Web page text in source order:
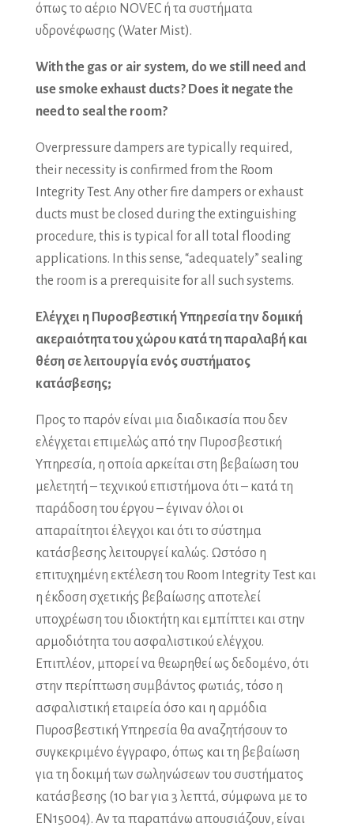
όπως το αέριο NOVEC ή τα συστήματα
υδρονέφωσης (Water Mist).
With the gas or air system, do we still need and
use smoke exhaust ducts? Does it negate the
need to seal the room?
Overpressure dampers are typically required,
their necessity is confirmed from the Room
Integrity Test. Any other fire dampers or exhaust
ducts must be closed during the extinguishing
procedure, this is typical for all total flooding
applications. In this sense, “adequately” sealing
the room is a prerequisite for all such systems.
Ελέγχει η Πυροσβεστική Υπηρεσία την δομική
ακεραιότητα του χώρου κατά τη παραλαβή και
θέση σε λειτουργία ενός συστήματος
κατάσβεσης;
Προς το παρόν είναι μια διαδικασία που δεν
ελέγχεται επιμελώς από την Πυροσβεστική
Υπηρεσία, η οποία αρκείται στη βεβαίωση του
μελετητή – τεχνικού επιστήμονα ότι – κατά τη
παράδοση του έργου – έγιναν όλοι οι
απαραίτητοι έλεγχοι και ότι το σύστημα
κατάσβεσης λειτουργεί καλώς. Ωστόσο η
επιτυχημένη εκτέλεση του Room Integrity Test και
η έκδοση σχετικής βεβαίωσης αποτελεί
υποχρέωση του ιδιοκτήτη και εμπίπτει και στην
αρμοδιότητα του ασφαλιστικού ελέγχου.
Επιπλέον, μπορεί να θεωρηθεί ως δεδομένο, ότι
στην περίπτωση συμβάντος φωτιάς, τόσο η
ασφαλιστική εταιρεία όσο και η αρμόδια
Πυροσβεστική Υπηρεσία θα αναζητήσουν το
συγκεκριμένο έγγραφο, όπως και τη βεβαίωση
για τη δοκιμή των σωληνώσεων του συστήματος
κατάσβεσης (10 bar για 3 λεπτά, σύμφωνα με το
ΕΝ15004). Αν τα παραπάνω απουσιάζουν, είναι